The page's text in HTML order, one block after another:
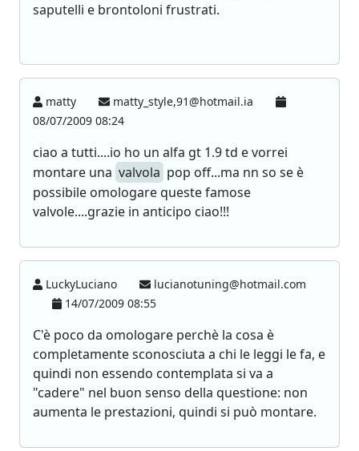
saputelli e brontoloni frustrati.
matty
matty_style,91@hotmail.ia
08/07/2009 08:24
ciao a tutti....io ho un alfa gt 1.9 td e vorrei
montare una valvola pop off...ma nn so se è
possibile omologare queste famose
valvole....grazie in anticipo ciao!!!
LuckyLuciano
lucianotuning@hotmail.com
14/07/2009 08:55
C'è poco da omologare perchè la cosa è
completamente sconosciuta a chi le leggi le fa, e
quindi non essendo contemplata si va a
"cadere" nel buon senso della questione: non
aumenta le prestazioni, quindi si può montare.